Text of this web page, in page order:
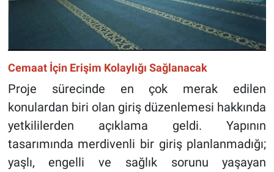
Cemaat İçin Erişim Kolaylığı Sağlanacak
Proje sürecinde en çok merak edilen
konulardan biri olan giriş düzenlemesi hakkında
yetkililerden açıklama geldi. Yapının
tasarımında merdivenli bir giriş planlanmadığı;
yaşlı, engelli ve sağlık sorunu yaşayan